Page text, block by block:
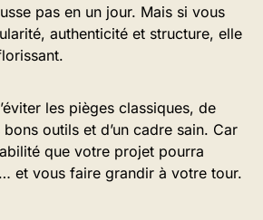
pas en un jour. Mais si vous
authenticité et structure, elle
les pièges classiques, de
outils et d’un cadre sain. Car
que votre projet pourra
et vous faire grandir à votre tour.